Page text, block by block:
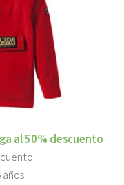
al 50% descuento
años